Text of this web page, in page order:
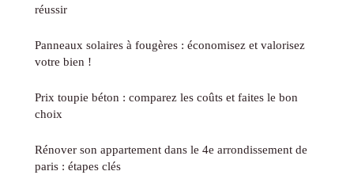
réussir
Panneaux solaires à fougères : économisez et valorisez
votre bien !
Prix toupie béton : comparez les coûts et faites le bon
choix
Rénover son appartement dans le 4e arrondissement de
paris : étapes clés